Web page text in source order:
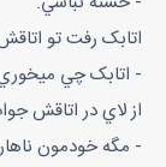
اتابک رفت تو
- اتابک چي
از لاي در اتاقش
- مگه خودمون